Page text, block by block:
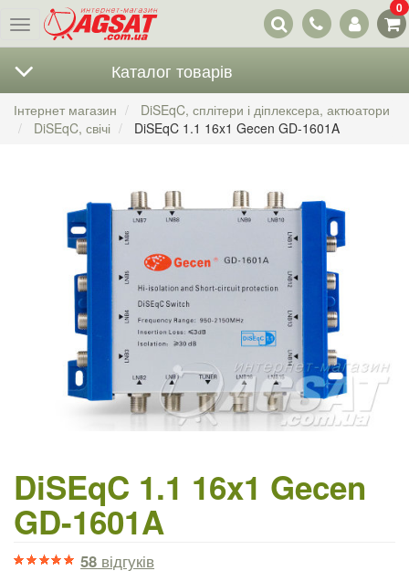
Меню
Наші
контакти
0
Каталог товарів
Інтернет магазин
DiSEqC, сплітери і діплексера, актюатори
DiSEqC, свічі
DiSEqC 1.1 16x1 Gecen GD-1601A
DiSEqC 1.1 16x1 Gecen
GD-1601A
58 відгуків